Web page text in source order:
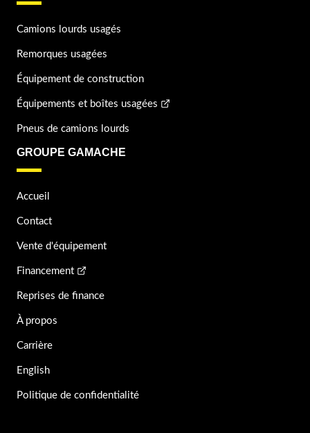
Camions lourds usagés
Remorques usagées
Équipement de construction
Équipements et boîtes usagées
Pneus de camions lourds
GROUPE GAMACHE
Accueil
Contact
Vente d'équipement
Financement
Reprises de finance
À propos
Carrière
English
Politique de confidentialité